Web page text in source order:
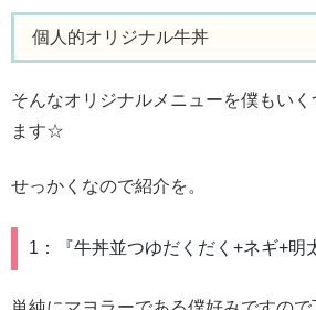
個人的オリジナル牛丼
そんなオリジナルメニューを僕もい
ます☆
せっかくなので紹介を。
1：『牛丼並つゆだくだく+ネギ+明